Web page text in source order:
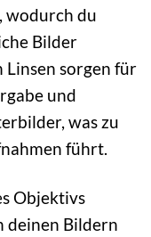
wodurch du
Bilder
sorgen für
und
was zu
führt.
Objektivs
deinen Bildern